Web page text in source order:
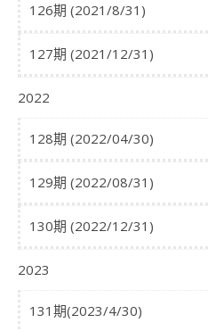
126期 (2021/8/31)
127期 (2021/12/31)
2022
128期 (2022/04/30)
129期 (2022/08/31)
130期 (2022/12/31)
2023
131期(2023/4/30)